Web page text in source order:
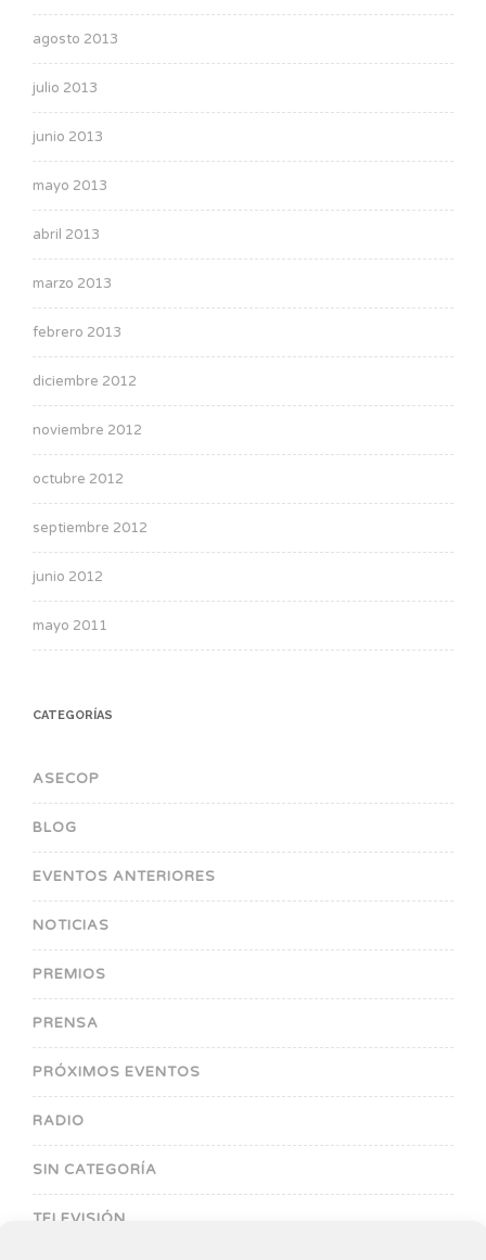
agosto 2013
julio 2013
junio 2013
mayo 2013
abril 2013
marzo 2013
febrero 2013
diciembre 2012
noviembre 2012
octubre 2012
septiembre 2012
junio 2012
mayo 2011
CATEGORÍAS
ASECOP
BLOG
EVENTOS ANTERIORES
NOTICIAS
PREMIOS
PRENSA
PRÓXIMOS EVENTOS
RADIO
SIN CATEGORÍA
TELEVISIÓN